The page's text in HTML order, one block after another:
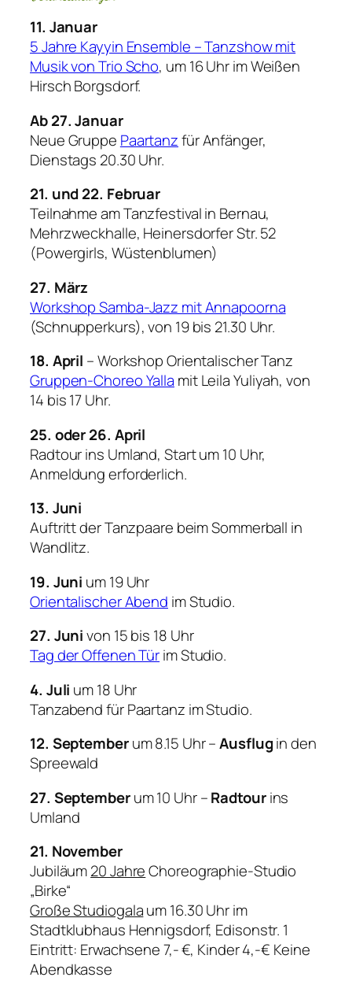
11. Januar
5 Jahre Kayyin Ensemble – Tanzshow mit
Musik von Trio Scho, um 16 Uhr im Weißen
Hirsch Borgsdorf.
Ab 27. Januar
Neue Gruppe Paartanzfür Anfänger,
Dienstags 20.30 Uhr.
21. und 22. Februar
Teilnahme am Tanzfestival in Bernau,
Mehrzweckhalle, Heinersdorfer Str. 52
(Powergirls, Wüstenblumen)
27. März
Workshop Samba-Jazz mit Annapoorna
(Schnupperkurs), von 19 bis 21.30 Uhr.
18. April – Workshop Orientalischer Tanz
Gruppen-Choreo Yalla mit Leila Yuliyah, von
14 bis 17 Uhr.
25. oder 26. April
Radtour ins Umland, Start um 10 Uhr,
Anmeldung erforderlich.
13. Juni
Auftritt der Tanzpaare beim Sommerball in
Wandlitz.
19. Juni um 19 Uhr
Orientalischer Abend im Studio.
27. Junivon 15 bis 18 Uhr
Tag der Offenen Türim Studio.
4. Juli um 18 Uhr
Tanzabend für Paartanz im Studio.
12. Septemberum 8.15 Uhr –Ausflugin den
Spreewald
27. Septemberum 10 Uhr –Radtourins
Umland
21. November
Jubiläum20 JahreChoreographie-Studio
„Birke“
Große Studiogalaum 16.30 Uhr im
Stadtklubhaus Hennigsdorf, Edisonstr. 1
Eintritt: Erwachsene 7,- €, Kinder 4,-€ Keine
Abendkasse